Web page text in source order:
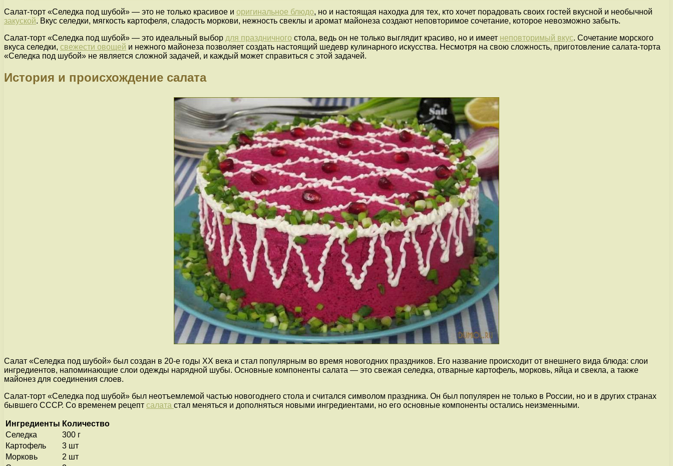
Салат-торт «Селедка под шубой» — это не только красивое и оригинальное блюдо, но и настоящая находка для тех, кто хочет порадовать своих гостей вкусной и необычной
закуской. Вкус селедки, мягкость картофеля, сладость моркови, нежность свеклы и аромат майонеза создают неповторимое сочетание, которое невозможно забыть.
Салат-торт «Селедка под шубой» — это идеальный выбор для праздничного стола, ведь он не только выглядит красиво, но и имеет неповторимый вкус. Сочетание морского
вкуса селедки, свежести овощей и нежного майонеза позволяет создать настоящий шедевр кулинарного искусства. Несмотря на свою сложность, приготовление салата-торта
«Селедка под шубой» не является сложной задачей, и каждый может справиться с этой задачей.
История и происхождение салата
Салат «Селедка под шубой» был создан в 20-е годы XX века и стал популярным во время новогодних праздников. Его название происходит от внешнего вида блюда: слои
ингредиентов, напоминающие слои одежды нарядной шубы. Основные компоненты салата — это свежая селедка, отварные картофель, морковь, яйца и свекла, а также
майонез для соединения слоев.
Салат-торт «Селедка под шубой» был неотъемлемой частью новогоднего стола и считался символом праздника. Он был популярен не только в России, но и в других странах
бывшего СССР. Со временем рецепт салата стал меняться и дополняться новыми ингредиентами, но его основные компоненты остались неизменными.
Ингредиенты Количество
Селедка
300 г
Картофель
3 шт
Морковь
2 шт